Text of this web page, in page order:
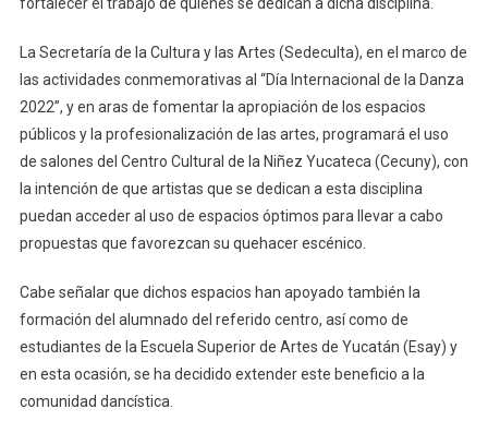
Danza
El
Estado
La Secretaría de la Cultura y las Artes (Sedeculta), en el marco de
las actividades conmemorativas al “Día Internacional de la Danza
2022”, y en aras de fomentar la apropiación de los espacios
públicos y la profesionalización de las artes, programará el uso
de salones del Centro Cultural de la Niñez Yucateca (Cecuny), con
la intención de que artistas que se dedican a esta disciplina
puedan acceder al uso de espacios óptimos para llevar a cabo
propuestas que favorezcan su quehacer escénico.
Cabe señalar que dichos espacios han apoyado también la
formación del alumnado del referido centro, así como de
estudiantes de la Escuela Superior de Artes de Yucatán (Esay) y
en esta ocasión, se ha decidido extender este beneficio a la
comunidad dancística.